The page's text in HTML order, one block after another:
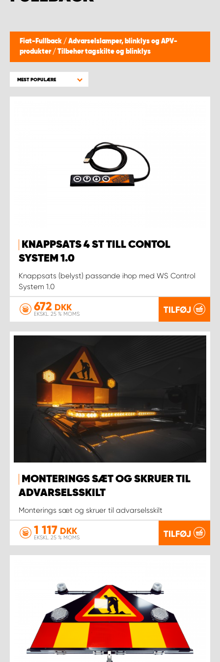
Fiat-Fullback / Advarselslamper, blinklys og APV-
produkter / Tilbehør tagskilte og blinklys
MEST POPULÆRE
KNAPPSATS 4 ST TILL CONTOL
SYSTEM 1.0
Knappsats (belyst) passande ihop med WS Control
System 1.0
672 DKK
EKSKL. 25 % MOMS TILFØJ
MONTERINGS SÆT OG SKRUER TIL
ADVARSELSSKILT
Monterings sæt og skruer til advarselsskilt
1 117 DKK
EKSKL. 25 % MOMS TILFØJ